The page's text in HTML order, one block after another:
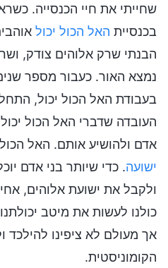
שחייתי את חיי הכנסייה.
בכנסיית האל הכול יכול
הבנתי שרק אלוהים צודק,
נמצא האור. כעבור מספר
בעבודת האל הכול יכול,
העובדה שדברי האל הכול יכול
אדם ולהושיע אותם. האל
ישועה. כדי שיותר בני אדם
ולקבל את ישועת אלוהים, אחיי
כולנו לעשות את מיטב
אך מעולם לא ציפינו להילכד
הקומוניסטית.